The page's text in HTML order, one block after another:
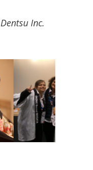
Dentsu Inc.